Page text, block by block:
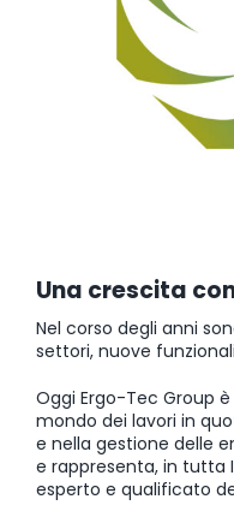
Una crescita
Nel corso degli anni
settori, nuove
Oggi Ergo-Tec Group
mondo dei lavori in
e nella gestione delle
e rappresenta, in tutta
esperto e qualificato